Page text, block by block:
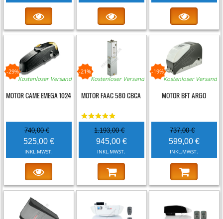
Kostenloser Versand
-29%
MOTOR CAME EMEGA 1024
740,00 €
525,00 €
INKL.MWST.
Kostenloser Versand
-21%
MOTOR FAAC 580 CBCA
1.193,00 €
945,00 €
INKL.MWST.
Kostenloser Versand
-19%
MOTOR BFT ARGO
737,00 €
599,00 €
INKL.MWST.